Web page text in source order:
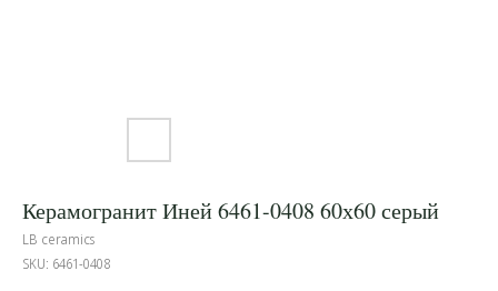
Керамогранит Иней 6461-0408 60х60 серый
LB ceramics
SKU: 6461-0408